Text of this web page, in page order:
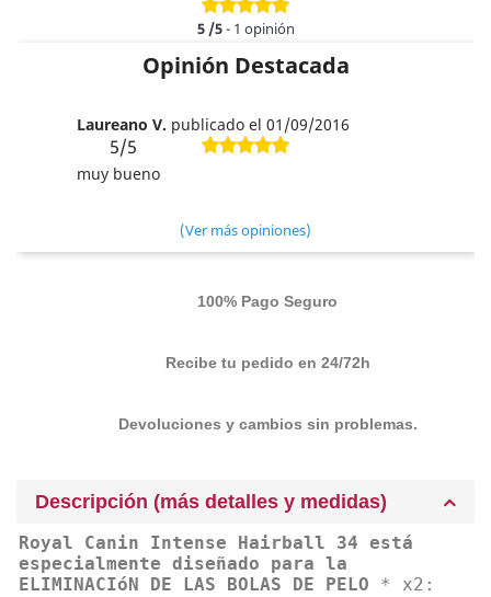
5/5- 1 opinión
Opinión Destacada
Laureano V. publicado el 01/09/2016
5/5
muy bueno
(Ver más opiniones)
100% Pago Seguro
Recibe tu pedido en 24/72h
Devoluciones y cambios sin problemas.
Descripción (más detalles y medidas)
Royal Canin Intense Hairball 34 está
especialmente diseñado para la
ELIMINACIóN DE LAS BOLAS DE PELO * x2: